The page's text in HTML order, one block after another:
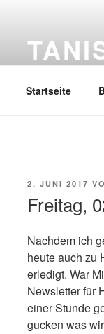
Startseite
2. JUNI 2017
Freitag,
Nachdem ich
heute auch zu
erledigt. War
Newsletter für
einer Stunde
gucken was